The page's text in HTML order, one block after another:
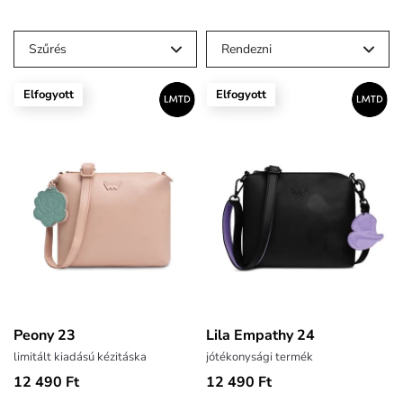
Szűrés Rendezni
Elfogyott
Peony 23
limitált kiadású kézitáska
12 490 Ft
Elfogyott
Lila Empathy 24
jótékonysági termék
12 490 Ft